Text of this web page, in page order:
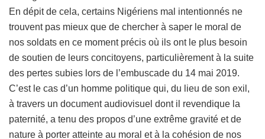
En dépit de cela, certains Nigériens mal intentionnés ne
trouvent pas mieux que de chercher à saper le moral de
nos soldats en ce moment précis où ils ont le plus besoin
de soutien de leurs concitoyens, particulièrement à la suite
des pertes subies lors de l’embuscade du 14 mai 2019.
C’est le cas d’un homme politique qui, du lieu de son exil,
à travers un document audiovisuel dont il revendique la
paternité, a tenu des propos d’une extrême gravité et de
nature à porter atteinte au moral et à la cohésion de nos